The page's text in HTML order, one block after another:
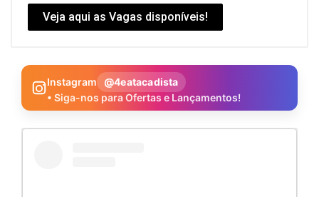
Veja aqui as Vagas disponíveis!
Instagram
@4eatacadista
• Siga-nos para Ofertas e Lançamentos!